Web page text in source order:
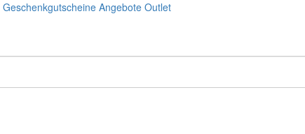
Geschenkgutscheine Angebote Outlet